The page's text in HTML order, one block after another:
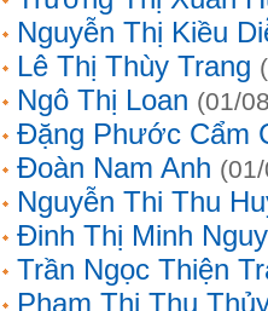
Nguyễn Thị Kiều
Lê Thị Thùy Trang
Ngô Thị Loan (01/
Đặng Phước Cẩm
Đoàn Nam Anh
Nguyễn Thi Thu
Đinh Thị Minh
Trần Ngọc Thiện
Phạm Thị Thu